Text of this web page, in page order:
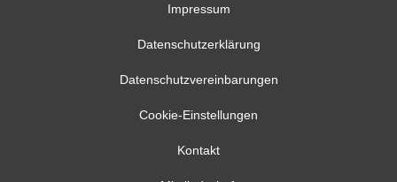
Impressum
Datenschutzerklärung
Datenschutzvereinbarungen
Cookie-Einstellungen
Kontakt